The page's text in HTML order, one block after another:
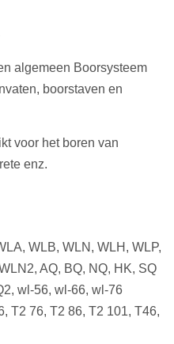
algemeen Boorsysteem
boorstaven en
voor het boren van
enz.
WLB, WLN, WLH, WLP,
AQ, BQ, NQ, HK, SQ
wl-56, wl-66, wl-76
T2 76, T2 86, T2 101, T46,